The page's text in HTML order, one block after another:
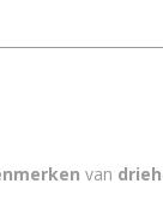
van